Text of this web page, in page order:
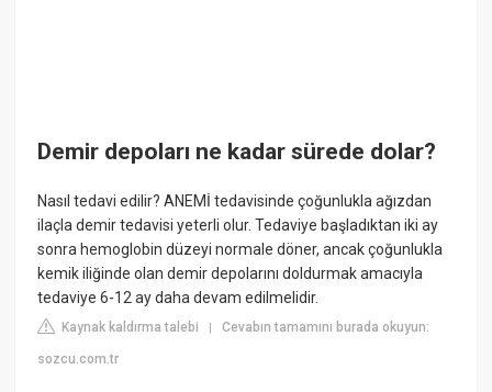
Demir depoları ne kadar sürede dolar?
Nasıl tedavi edilir? ANEMİ tedavisinde çoğunlukla ağızdan
ilaçla demir tedavisi yeterli olur. Tedaviye başladıktan iki ay
sonra hemoglobin düzeyi normale döner, ancak çoğunlukla
kemik iliğinde olan demir depolarını doldurmak amacıyla
tedaviye 6-12 ay daha devam edilmelidir.
Kaynak kaldırma talebi |Cevabın tamamını burada okuyun:
sozcu.com.tr